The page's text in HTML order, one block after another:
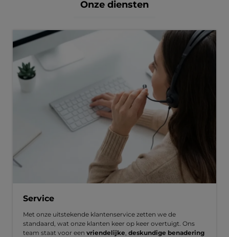
Onze diensten
Service
Met onze uitstekende klantenservice zetten we de
standaard, wat onze klanten keer op keer overtuigt. Ons
team staat voor een vriendelijke deskundige benadering